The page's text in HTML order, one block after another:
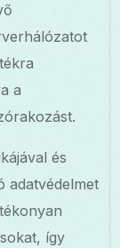
a
és
adatvédelmet
így